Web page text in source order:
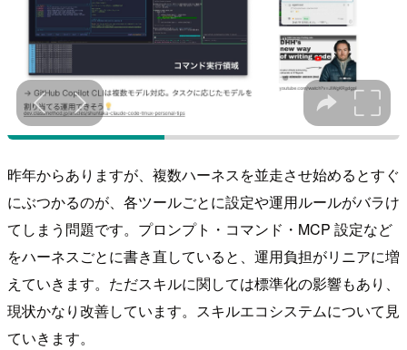
昨年からありますが、複数ハーネスを並走させ始めるとすぐ
にぶつかるのが、各ツールごとに設定や運用ルールがバラけ
てしまう問題です。プロンプト・コマンド・MCP 設定など
をハーネスごとに書き直していると、運用負担がリニアに増
えていきます。ただスキルに関しては標準化の影響もあり、
現状かなり改善しています。スキルエコシステムについて見
ていきます。